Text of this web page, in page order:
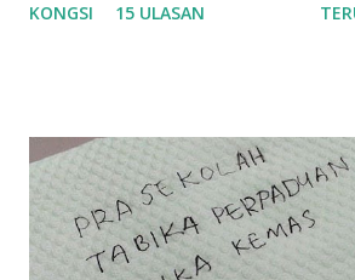
tau? yang sebut tu anak aku....diulangi
balik keja aku ajak la shah singgah
sikit...dalam perjalanan dari dalam
kami memang akan pimpin anak-anak
dalam... dan kebiasanya bagi anak 4
KONGSI 15 ULASAN